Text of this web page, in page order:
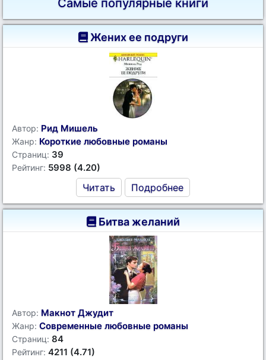
Самые популярные книги
Жених ее подруги
Автор: Рид Мишель
Жанр: Короткие любовные романы
Страниц: 39
Рейтинг: 5998 (4.20)
Читать Подробнее
Битва желаний
Автор: Макнот Джудит
Жанр: Современные любовные романы
Страниц: 84
Рейтинг: 4211 (4.71)